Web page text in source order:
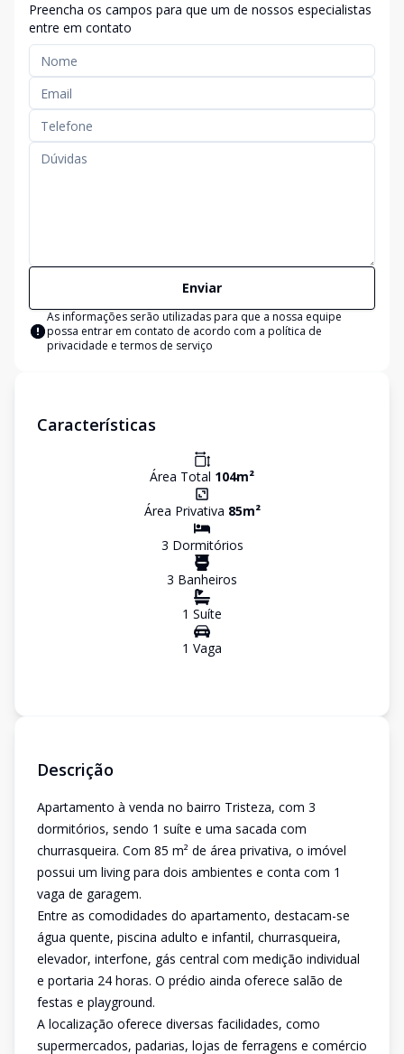
Preencha os campos para que um de nossos especialistas
entre em contato
Enviar
As informações serão utilizadas para que a nossa equipe
possa entrar em contato de acordo com a política de
privacidade e termos de serviço
Características
Área Total 104m²
Área Privativa 85m²
3 Dormitórios
3 Banheiros
1 Suíte
1 Vaga
Descrição
Apartamento à venda no bairro Tristeza, com 3
dormitórios, sendo 1 suíte e uma sacada com
churrasqueira. Com 85 m² de área privativa, o imóvel
possui um living para dois ambientes e conta com 1
vaga de garagem.
Entre as comodidades do apartamento, destacam-se
água quente, piscina adulto e infantil, churrasqueira,
elevador, interfone, gás central com medição individual
e portaria 24 horas. O prédio ainda oferece salão de
festas e playground.
A localização oferece diversas facilidades, como
supermercados, padarias, lojas de ferragens e comércio